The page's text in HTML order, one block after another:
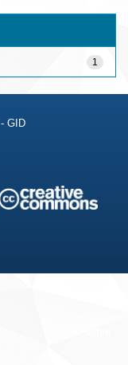
1
GID